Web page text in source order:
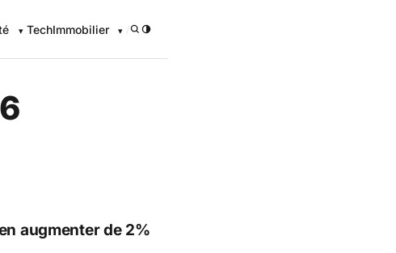
TechImmobilier /
augmenter de 2%